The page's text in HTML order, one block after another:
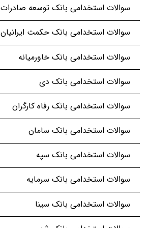
سوالات استخدامی بانک توسعه صادرات
سوالات استخدامی بانک حکمت ایرانیان
سوالات استخدامی بانک خاورمیانه
سوالات استخدامی بانک دی
سوالات استخدامی بانک رفاه کارگران
سوالات استخدامی بانک سامان
سوالات استخدامی بانک سپه
سوالات استخدامی بانک سرمایه
سوالات استخدامی بانک سینا